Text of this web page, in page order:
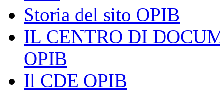
Storia del sito OPIB
IL CENTRO DI
OPIB
Il CDE OPIB